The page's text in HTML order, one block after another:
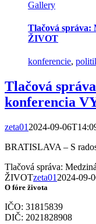
Gallery
Tlačová správa:
ŽIVOT
konferencie,
Tlačová
konferencia
zeta01 2024-09-
BRATISLAVA – S
Tlačová správa:
ŽIVOTzeta01 2024-09-
O fóre života
IČO: 31815839
DIČ: 2021828908